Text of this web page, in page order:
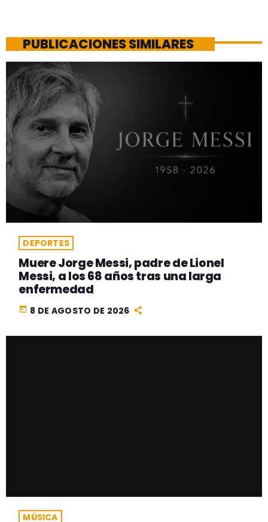
PUBLICACIONES SIMILARES
DEPORTES
Muere Jorge Messi, padre de Lionel
Messi, a los 68 años tras una larga
enfermedad
today 8 DE AGOSTO DE 2026
MÚSICA